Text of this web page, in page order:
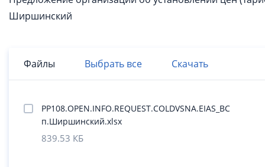
Ширшинский
Файлы Выбрать все Скачать
PP108.OPEN.INFO.REQUEST.COLDVSNA.EIAS_ВС
п.Ширшинский.xlsx
839.53 КБ